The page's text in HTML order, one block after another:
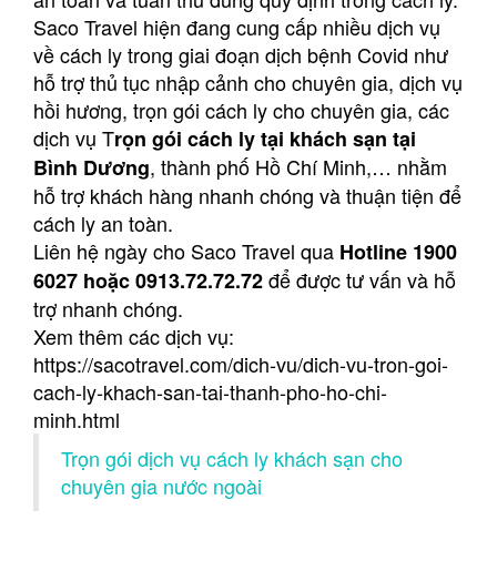
Saco Travel hiện đang cung cấp nhiều dịch vụ
về cách ly trong giai đoạn dịch bệnh Covid như
hỗ trợ thủ tục nhập cảnh cho chuyên gia, dịch vụ
hồi hương, trọn gói cách ly cho chuyên gia, các
dịch vụ Trọn gói cách ly tại khách sạn tại
Bình Dương, thành phố Hồ Chí Minh,… nhằm
hỗ trợ khách hàng nhanh chóng và thuận tiện để
cách ly an toàn.
Liên hệ ngày cho Saco Travel qua Hotline 1900
6027 hoặc 0913.72.72.72để được tư vấn và hỗ
trợ nhanh chóng.
Xem thêm các dịch vụ:
https://sacotravel.com/dich-vu/dich-vu-tron-goi-
cach-ly-khach-san-tai-thanh-pho-ho-chi-
minh.html
Trọn gói dịch vụ cách ly khách sạn cho
chuyên gia nước ngoài